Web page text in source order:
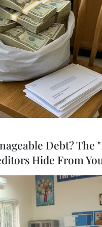
Liên hợp quốc đã
lên toàn cầu có
tầm kiểm soát dẫn
trong nhiều thập kỷ
cam kết cắt giảm khí
về biến đổi khí hậu
chế mức tăng
2 độ C so với thời kỳ
đến mức khuyến
nếu nhiệt độ toàn
với thời kỳ tiền công
mà trẻ em có nguy cơ
có thể giảm 45%,
so với mức dự báo
Debt? The
Hide From